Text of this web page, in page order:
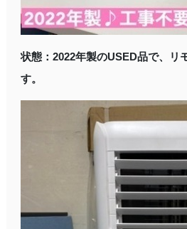
状態：2022年製のUSED品で、リ
す。